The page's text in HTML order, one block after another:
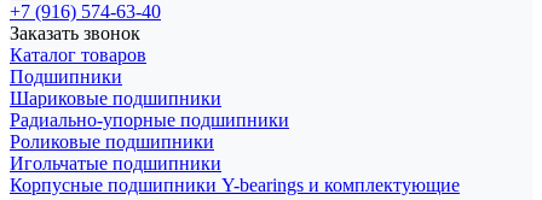
+7 (916) 574-63-40
Заказать звонок
Каталог товаров
Подшипники
Шариковые подшипники
Радиально-упорные подшипники
Роликовые подшипники
Игольчатые подшипники
Корпусные подшипники Y-bearings и комплектующие